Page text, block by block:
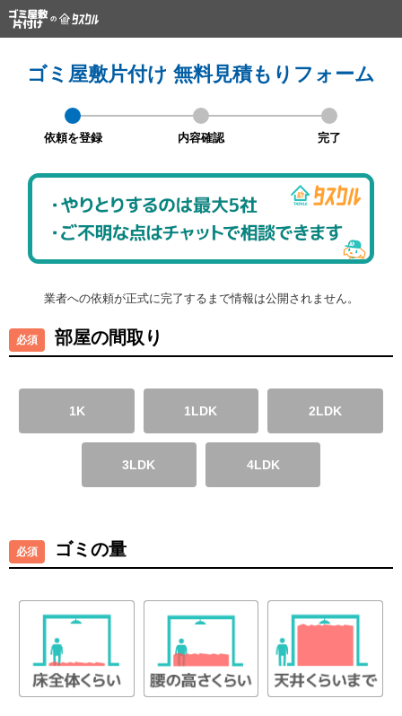
ゴミ屋敷片付け 無料見積もりフォーム
依頼を登録 内容確認 完了
業者への依頼が正式に完了するまで情報は公開されません。
部屋の間取り
1K 1LDK 2LDK
3LDK 4LDK
ゴミの量